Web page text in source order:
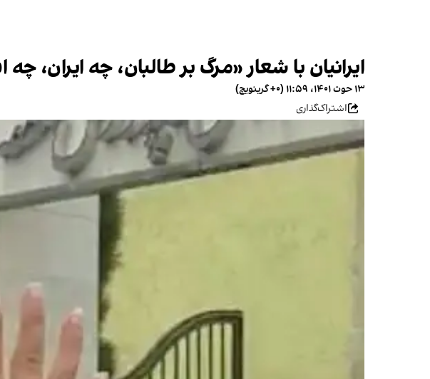
ایرانیان با شعار «مرگ بر طالبان، چه
۱۳ حوت ۱۴۰۱، ۱۱:۵۹ (‎+۰ گرینویچ)
اشتراک‌گذاری